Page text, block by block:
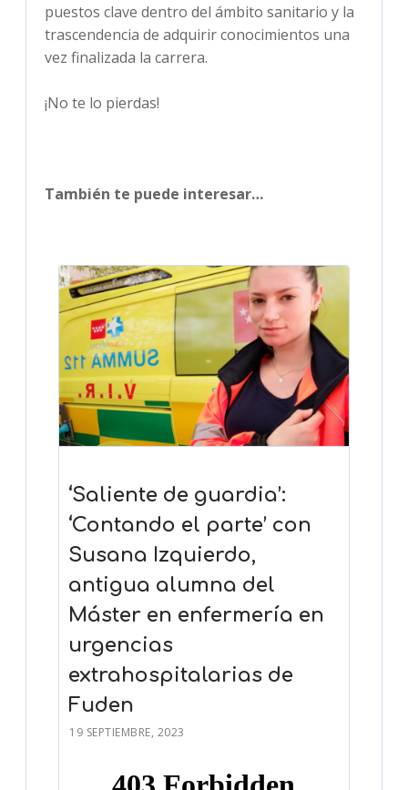
puestos clave dentro del ámbito sanitario y la
trascendencia de adquirir conocimientos una
vez finalizada la carrera.
¡No te lo pierdas!
También te puede interesar…
‘Saliente de guardia’:
‘Contando el parte’ con
Susana Izquierdo,
antigua alumna del
Máster en enfermería en
urgencias
extrahospitalarias de
Fuden
19 SEPTIEMBRE, 2023